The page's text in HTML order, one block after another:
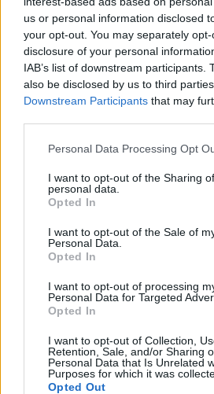
us or personal information disclosed
your opt-out. You may separately
disclosure of your personal
IAB’s list of downstream participants.
also be disclosed by us to third
Downstream Participants that may
Personal Data Processing Opt
I want to opt-out of the Sharing
personal data.
Opted In
I want to opt-out of the Sale of
Personal Data.
Opted In
I want to opt-out of processing
Personal Data for Targeted
Opted In
I want to opt-out of Collection,
Retention, Sale, and/or Sharing
Personal Data that Is Unrelated
Purposes for which it was
Opted Out
ARTIGOS RELACIONADOS
Compromisso”
domingo em Lamego